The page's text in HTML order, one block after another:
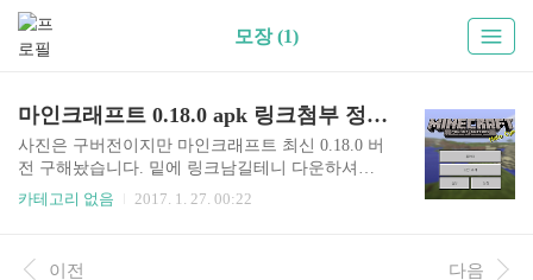
모장 (1)
마인크래프트 0.18.0 apk 링크첨부 정식판
사진은 구버전이지만 마인크래프트 최신 0.18.0 버
전 구해놨습니다. 밑에 링크남길테니 다운하셔서
즐거운게임 하시길바랍니다 .http://m.dropbox.com/
카테고리 없음 2017. 1. 27. 00:22
이전 다음